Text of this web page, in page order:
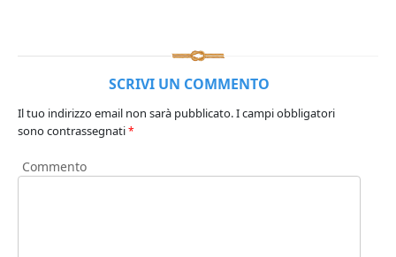
SCRIVI UN COMMENTO
Il tuo indirizzo email non sarà pubblicato.I campi obbligatori
sono contrassegnati*
Commento